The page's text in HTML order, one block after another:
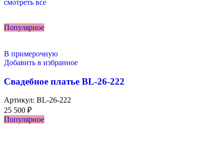
смотреть все
Популярное
В примерочную
Добавить в избранное
Свадебное платье BL-26-222
Артикул: BL-26-222
25 500 ₽
Популярное